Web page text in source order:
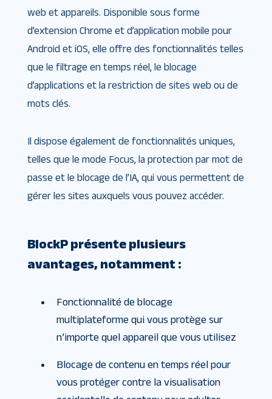
web et appareils. Disponible sous forme
d’extension Chrome et d’application mobile pour
Android et iOS, elle offre des fonctionnalités telles
que le filtrage en temps réel, le blocage
d’applications et la restriction de sites web ou de
mots clés.
Il dispose également de fonctionnalités uniques,
telles que le mode Focus, la protection par mot de
passe et le blocage de l’IA, qui vous permettent de
gérer les sites auxquels vous pouvez accéder.
BlockP présente plusieurs
avantages, notamment :
Fonctionnalité de blocage
multiplateforme qui vous protège sur
n’importe quel appareil que vous utilisez
Blocage de contenu en temps réel pour
vous protéger contre la visualisation